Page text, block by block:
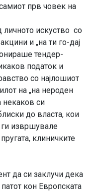
прв човек на
личното искуство со
и „на ти го-дај
тендер-
податок и
со најлошиот
на „на нероден
некаков си
до власта, кои
извршувале
клиничките
да си заклучи дека
кон Европската